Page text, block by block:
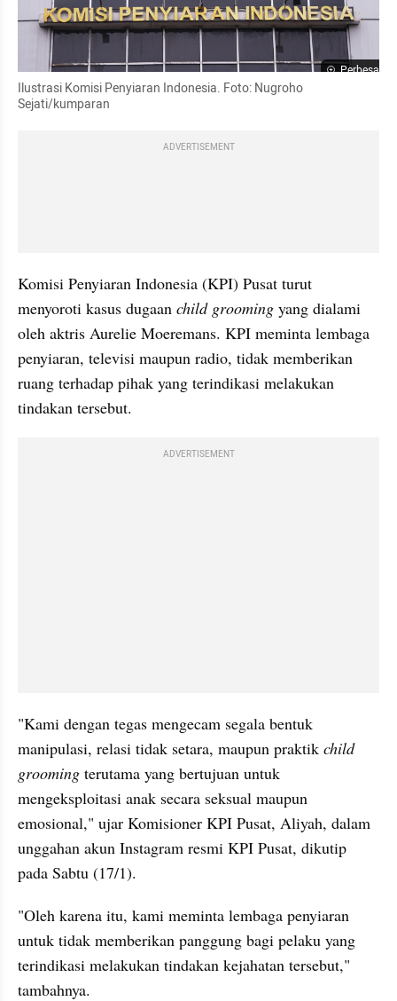
Perbesar
Ilustrasi Komisi Penyiaran Indonesia. Foto: Nugroho
Sejati/kumparan
ADVERTISEMENT
Komisi Penyiaran Indonesia (KPI) Pusat turut
menyoroti kasus dugaan child grooming yang dialami
oleh aktris Aurelie Moeremans. KPI meminta lembaga
penyiaran, televisi maupun radio, tidak memberikan
ruang terhadap pihak yang terindikasi melakukan
tindakan tersebut.
ADVERTISEMENT
"Kami dengan tegas mengecam segala bentuk
manipulasi, relasi tidak setara, maupun praktik child
grooming terutama yang bertujuan untuk
mengeksploitasi anak secara seksual maupun
emosional," ujar Komisioner KPI Pusat, Aliyah, dalam
unggahan akun Instagram resmi KPI Pusat, dikutip
pada Sabtu (17/1).
"Oleh karena itu, kami meminta lembaga penyiaran
untuk tidak memberikan panggung bagi pelaku yang
terindikasi melakukan tindakan kejahatan tersebut,"
tambahnya.